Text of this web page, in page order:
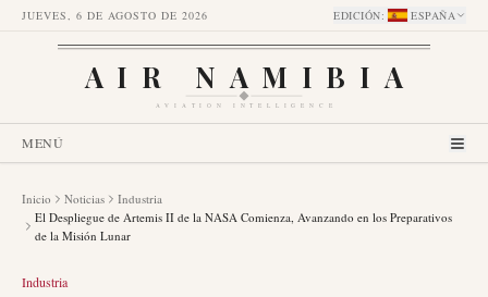
JUEVES, 6 DE AGOSTO DE 2026 EDICIÓN: ESPAÑA
AIR NAMIBIA
AVIATION INTELLIGENCE
MENÚ
Inicio Noticias
Industria
El Despliegue de Artemis II de la NASA Comienza, Avanzando en los Preparativos
de la Misión Lunar
Industria